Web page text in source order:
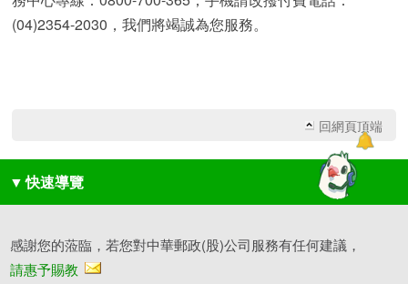
(04)2354-2030，我們將竭誠為您服務。
回網頁頂端
▼ 快速導覽
感謝您的蒞臨，若您對中華郵政(股)公司服務有任何建議，
請惠予賜教